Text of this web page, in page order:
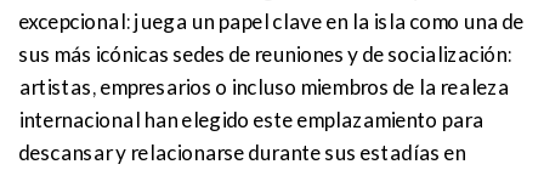
excepcional: juega un papel clave en la isla como una de
sus más icónicas sedes de reuniones y de socialización:
artistas, empresarios o incluso miembros de la realeza
internacional han elegido este emplazamiento para
descansar y relacionarse durante sus estadías en